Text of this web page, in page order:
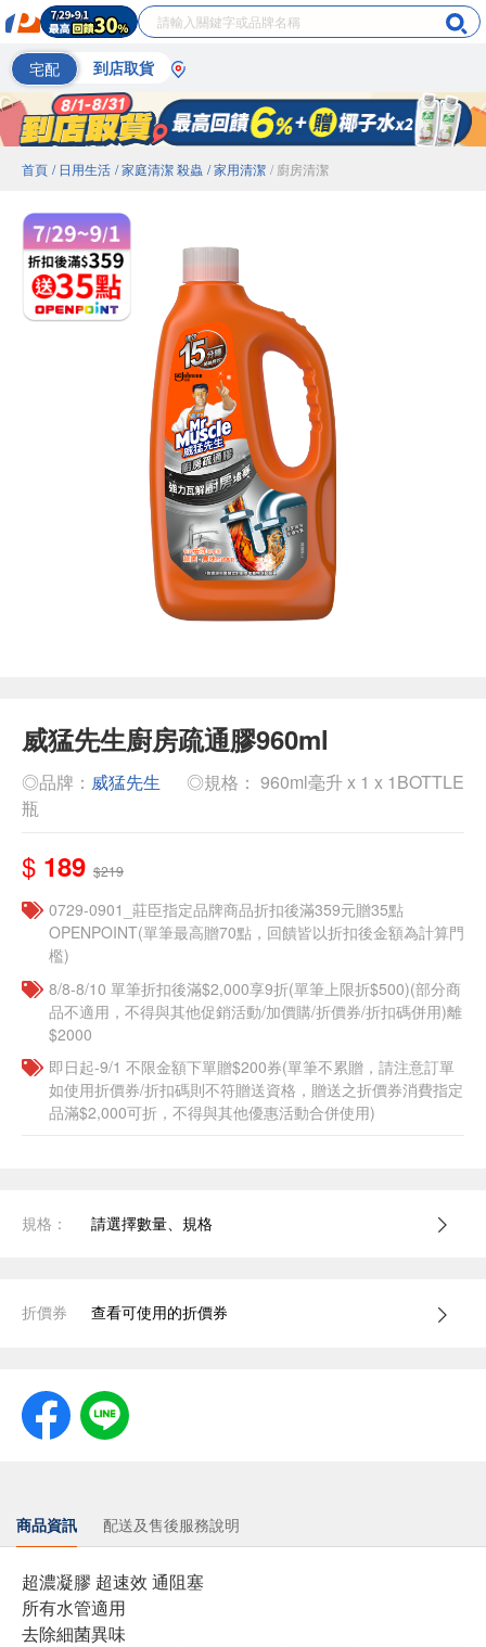
宅配 到店取貨
首頁 / 日用生活 / 家庭清潔 殺蟲 / 家用清潔 / 廚房清潔
威猛先生廚房疏通膠960ml
◎品牌： 威猛先生
◎規格： 960ml毫升 x 1 x 1BOTTLE
瓶
$ 189 $219
0729-0901_莊臣指定品牌商品折扣後滿359元贈35點
OPENPOINT(單筆最高贈70點，回饋皆以折扣後金額為計算門
檻)
8/8-8/10 單筆折扣後滿$2,000享9折(單筆上限折$500)(部分商
品不適用，不得與其他促銷活動/加價購/折價券/折扣碼併用)離
$2000
即日起-9/1 不限金額下單贈$200券(單筆不累贈，請注意訂單
如使用折價券/折扣碼則不符贈送資格，贈送之折價券消費指定
品滿$2,000可折，不得與其他優惠活動合併使用)
規格： 請選擇數量、規格
折價券 查看可使用的折價券
商品資訊 配送及售後服務說明
超濃凝膠 超速效 通阻塞
所有水管適用
去除細菌異味